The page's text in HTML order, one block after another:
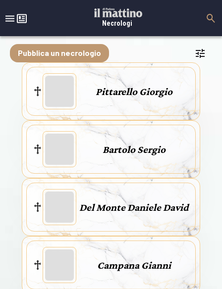
Necrologi
Pubblica un necrologio
Pittarello Giorgio
Bartolo Sergio
Del Monte Daniele David
Campana Gianni